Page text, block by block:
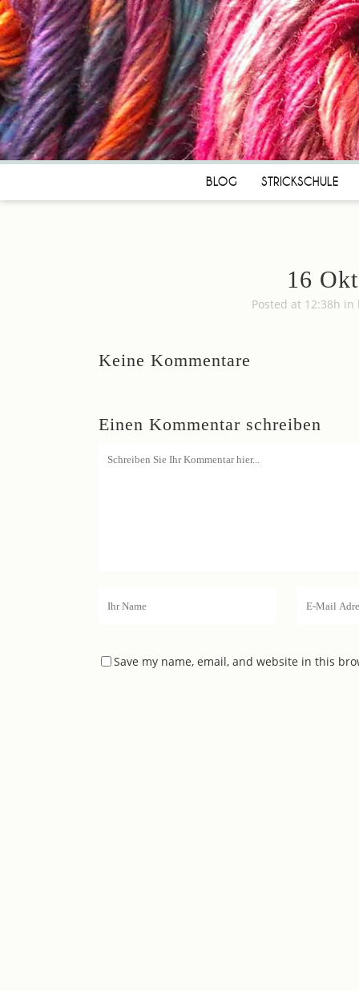
BLOG STRICKSCHULE
16
Posted at 12:38h in
Keine Kommentare
Einen Kommentar schreiben
Save my name, email, and website in this